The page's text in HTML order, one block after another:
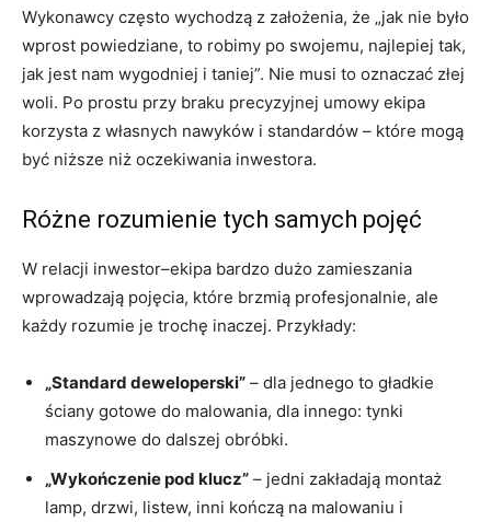
Wykonawcy często wychodzą z założenia, że „jak nie było
wprost powiedziane, to robimy po swojemu, najlepiej tak,
jak jest nam wygodniej i taniej”. Nie musi to oznaczać złej
woli. Po prostu przy braku precyzyjnej umowy ekipa
korzysta z własnych nawyków i standardów – które mogą
być niższe niż oczekiwania inwestora.
Różne rozumienie tych samych pojęć
W relacji inwestor–ekipa bardzo dużo zamieszania
wprowadzają pojęcia, które brzmią profesjonalnie, ale
każdy rozumie je trochę inaczej. Przykłady:
„Standard deweloperski” – dla jednego to gładkie
ściany gotowe do malowania, dla innego: tynki
maszynowe do dalszej obróbki.
„Wykończenie pod klucz” – jedni zakładają montaż
lamp, drzwi, listew, inni kończą na malowaniu i